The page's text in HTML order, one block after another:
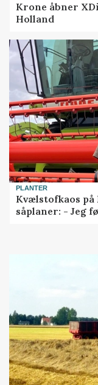
Krone åbner
Holland
PLANTER
Kvælstofkaos
såplaner: - Jeg